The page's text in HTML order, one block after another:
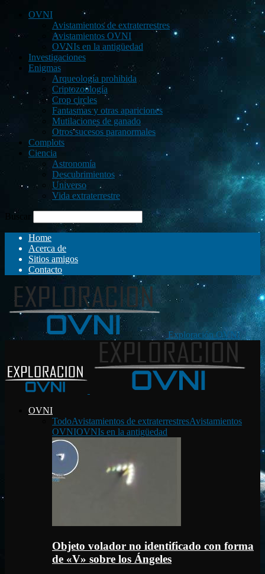
OVNI
Avistamientos de extraterrestres
Avistamientos OVNI
OVNIs en la antigüedad
Investigaciones
Enigmas
Arqueología prohibida
Criptozoología
Crop circles
Fantasmas y otras apariciones
Mutilaciones de ganado
Otros sucesos paranormales
Complots
Ciencia
Astronomía
Descubrimientos
Universo
Vida extraterrestre
Buscar
Home
Acerca de
Sitios amigos
Contacto
Exploración OVNI
OVNI
TodoAvistamientos de extraterrestresAvistamientos
OVNIOVNIs en la antigüedad
Objeto volador no identificado con forma
de «V» sobre los Ángeles